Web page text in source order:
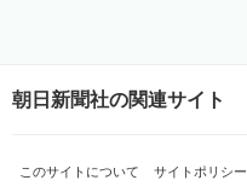
朝日新聞社の関連サイト
このサイトについて サイトポリシー